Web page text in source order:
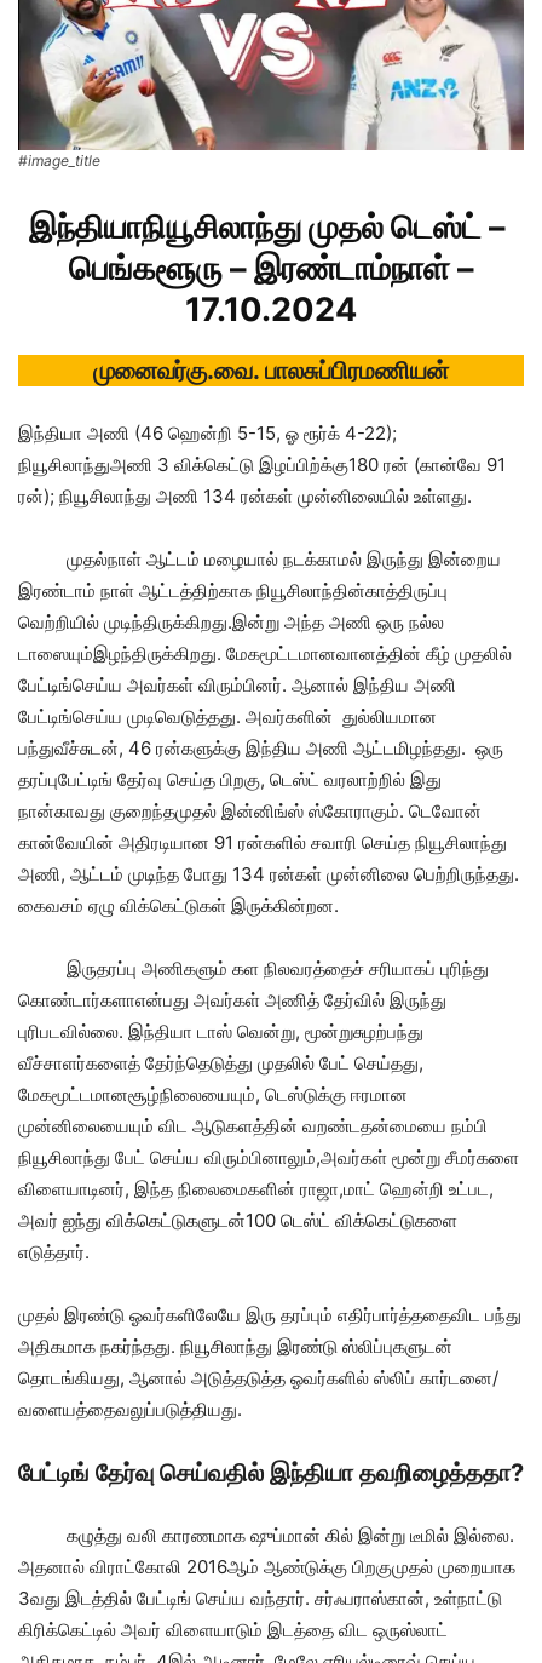
#image_title
இந்தியாநியூசிலாந்து முதல் டெஸ்ட் –
பெங்களூரு – இரண்டாம்நாள் –
17.10.2024
முனைவர்கு.வை. பாலசுப்பிரமணியன்
இந்தியா அணி (46 ஹென்றி 5-15, ஓ ரூர்க் 4-22);
நியூசிலாந்துஅணி 3 விக்கெட்டு இழப்பிற்க்கு180 ரன் (கான்வே 91
ரன்); நியூசிலாந்து அணி 134 ரன்கள் முன்னிலையில் உள்ளது.
முதல்நாள் ஆட்டம் மழையால் நடக்காமல் இருந்து இன்றைய
இரண்டாம் நாள் ஆட்டத்திற்காக நியூசிலாந்தின்காத்திருப்பு
வெற்றியில் முடிந்திருக்கிறது.இன்று அந்த அணி ஒரு நல்ல
டாஸையும்இழந்திருக்கிறது. மேகமூட்டமானவானத்தின் கீழ் முதலில்
பேட்டிங்செய்ய அவர்கள் விரும்பினர். ஆனால் இந்திய அணி
பேட்டிங்செய்ய முடிவெடுத்தது. அவர்களின் துல்லியமான
பந்துவீச்சுடன், 46 ரன்களுக்கு இந்திய அணி ஆட்டமிழந்தது. ஒரு
தரப்புபேட்டிங் தேர்வு செய்த பிறகு, டெஸ்ட் வரலாற்றில் இது
நான்காவது குறைந்தமுதல் இன்னிங்ஸ் ஸ்கோராகும். டெவோன்
கான்வேயின் அதிரடியான 91 ரன்களில் சவாரி செய்த நியூசிலாந்து
அணி, ஆட்டம் முடிந்த போது 134 ரன்கள் முன்னிலை பெற்றிருந்தது.
கைவசம் ஏழு விக்கெட்டுகள் இருக்கின்றன.
இருதரப்பு அணிகளும் கள நிலவரத்தைச் சரியாகப் புரிந்து
கொண்டார்களாஎன்பது அவர்கள் அணித் தேர்வில் இருந்து
புரிபடவில்லை. இந்தியா டாஸ் வென்று, மூன்றுசுழற்பந்து
வீச்சாளர்களைத் தேர்ந்தெடுத்து முதலில் பேட் செய்தது,
மேகமூட்டமானசூழ்நிலையையும், டெஸ்டுக்கு ஈரமான
முன்னிலையையும் விட ஆடுகளத்தின் வறண்டதன்மையை நம்பி
நியூசிலாந்து பேட் செய்ய விரும்பினாலும்,அவர்கள் மூன்று சீமர்களை
விளையாடினர், இந்த நிலைமைகளின் ராஜா,மாட் ஹென்றி உட்பட,
அவர் ஐந்து விக்கெட்டுகளுடன்100 டெஸ்ட் விக்கெட்டுகளை
எடுத்தார்.
முதல் இரண்டு ஓவர்களிலேயே இரு தரப்பும் எதிர்பார்த்ததைவிட பந்து
அதிகமாக நகர்ந்தது. நியூசிலாந்து இரண்டு ஸ்லிப்புகளுடன்
தொடங்கியது, ஆனால் அடுத்தடுத்த ஓவர்களில் ஸ்லிப் கார்டனை/
வளையத்தைவலுப்படுத்தியது.
பேட்டிங் தேர்வு செய்வதில் இந்தியா தவறிழைத்ததா?
கழுத்து வலி காரணமாக ஷுப்மான் கில் இன்று டீமில் இல்லை.
அதனால் விராட்கோலி 2016ஆம் ஆண்டுக்கு பிறகுமுதல் முறையாக
3வது இடத்தில் பேட்டிங் செய்ய வந்தார். சர்ஃபராஸ்கான், உள்நாட்டு
கிரிக்கெட்டில் அவர் விளையாடும் இடத்தை விட ஒருஸ்லாட்